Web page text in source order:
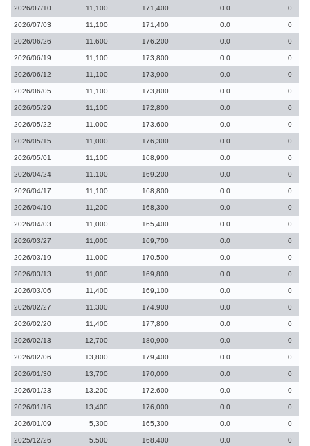
2026/07/10 11,100 171,400 0.0 0
2026/07/03 11,100 171,400 0.0 0
2026/06/26 11,600 176,200 0.0 0
2026/06/19 11,100 173,800 0.0 0
2026/06/12 11,100 173,900 0.0 0
2026/06/05 11,100 173,800 0.0 0
2026/05/29 11,100 172,800 0.0 0
2026/05/22 11,000 173,600 0.0 0
2026/05/15 11,000 176,300 0.0 0
2026/05/01 11,100 168,900 0.0 0
2026/04/24 11,100 169,200 0.0 0
2026/04/17 11,100 168,800 0.0 0
2026/04/10 11,200 168,300 0.0 0
2026/04/03 11,000 165,400 0.0 0
2026/03/27 11,000 169,700 0.0 0
2026/03/19 11,000 170,500 0.0 0
2026/03/13 11,000 169,800 0.0 0
2026/03/06 11,400 169,100 0.0 0
2026/02/27 11,300 174,900 0.0 0
2026/02/20 11,400 177,800 0.0 0
2026/02/13 12,700 180,900 0.0 0
2026/02/06 13,800 179,400 0.0 0
2026/01/30 13,700 170,000 0.0 0
2026/01/23 13,200 172,600 0.0 0
2026/01/16 13,400 176,000 0.0 0
2026/01/09 5,300 165,300 0.0 0
2025/12/26 5,500 168,400 0.0 0